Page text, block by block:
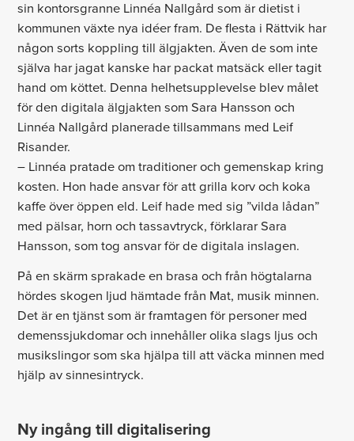
sin kontorsgranne Linnéa Nallgård som är dietist i
kommunen växte nya idéer fram. De flesta i Rättvik har
någon sorts koppling till älgjakten. Även de som inte
själva har jagat kanske har packat matsäck eller tagit
hand om köttet. Denna helhetsupplevelse blev målet
för den digitala älgjakten som Sara Hansson och
Linnéa Nallgård planerade tillsammans med Leif
Risander.
– Linnéa pratade om traditioner och gemenskap kring
kosten. Hon hade ansvar för att grilla korv och koka
kaffe över öppen eld. Leif hade med sig ”vilda lådan”
med pälsar, horn och tassavtryck, förklarar Sara
Hansson, som tog ansvar för de digitala inslagen.
På en skärm sprakade en brasa och från högtalarna
hördes skogen ljud hämtade från Mat, musik minnen.
Det är en tjänst som är framtagen för personer med
demenssjukdomar och innehåller olika slags ljus och
musikslingor som ska hjälpa till att väcka minnen med
hjälp av sinnesintryck.
Ny ingång till digitalisering